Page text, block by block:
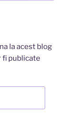
la acest blog
fi publicate